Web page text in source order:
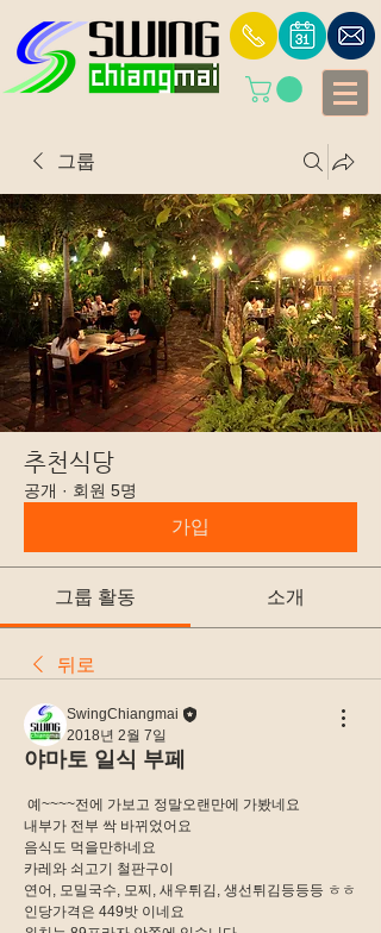
그룹
추천식당
공개 · 회원 5명
가입
그룹 활동 소개
뒤로
SwingChiangmai
2018년 2월 7일
야마토 일식 부페
예~~~~전에 가보고 정말오랜만에 가봤네요
내부가 전부 싹 바뀌었어요
음식도 먹을만하네요
카레와 쇠고기 철판구이
연어, 모밀국수, 모찌, 새우튀김, 생선튀김등등등 ㅎㅎ
인당가격은 449밧 이네요